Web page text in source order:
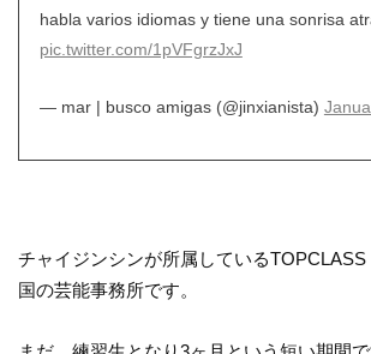
habla varios idiomas y tiene una sonrisa
pic.twitter.com/1pVFgrzJxJ
— mar | busco amigas (@jinxianista)
チャイジンシンが所属しているTOPCLASS
国の芸能事務所です。